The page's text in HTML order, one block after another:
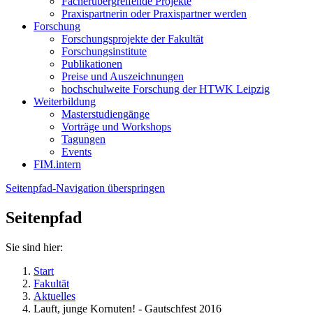
Praxispartnerin oder Praxispartner werden
Forschung
Forschungsprojekte der Fakultät
Forschungsinstitute
Publikationen
Preise und Auszeichnungen
hochschulweite Forschung der HTWK Leipzig
Weiterbildung
Masterstudiengänge
Vorträge und Workshops
Tagungen
Events
FIM.intern
Seitenpfad-Navigation überspringen
Seitenpfad
Sie sind hier:
Start
Fakultät
Aktuelles
Lauft, junge Kornuten! - Gautschfest 2016